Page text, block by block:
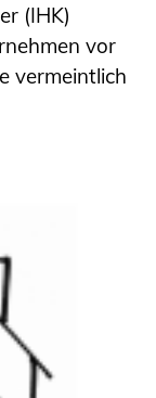
(IHK)
vor
vermeintlich